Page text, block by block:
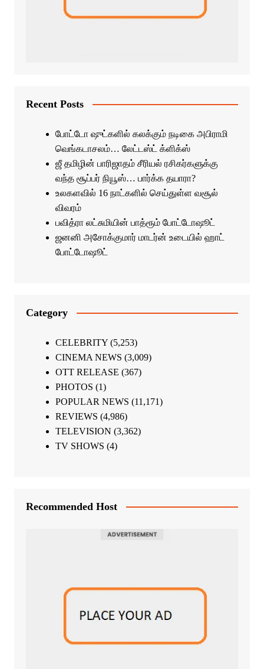
Recent Posts
போட்டோ ஷுட்களில் கலக்கும் நடிகை அபிராமி
வெங்கடாசலம்… லேட்டஸ்ட் க்ளிக்ஸ்
ஜீ தமிழின் பாரிஜாதம் சீரியல் ரசிகர்களுக்கு
வந்த சூப்பர் நியூஸ்… பார்க்க தயாரா?
உலகளவில் 16 நாட்களில் செய்துள்ள வசூல்
விவரம்
பவித்ரா லட்சுமியின் பாத்ரூம் போட்டோஷூட்
ஜனனி அசோக்குமார் மாடர்ன் உடையில் ஹாட்
போட்டோஷூட்
Category
CELEBRITY(5,253)
CINEMA NEWS (3,009)
OTT RELEASE (367)
PHOTOS (1)
POPULAR NEWS (11,171)
REVIEWS (4,986)
TELEVISION (3,362)
TV SHOWS (4)
Recommended Host